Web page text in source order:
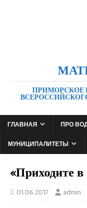
ПРИМОРСКОЕ
ГЛАВНАЯ ПРО
МУНИЦИПАЛИТЕТЫ
«Приходите
01.06.2017 admin